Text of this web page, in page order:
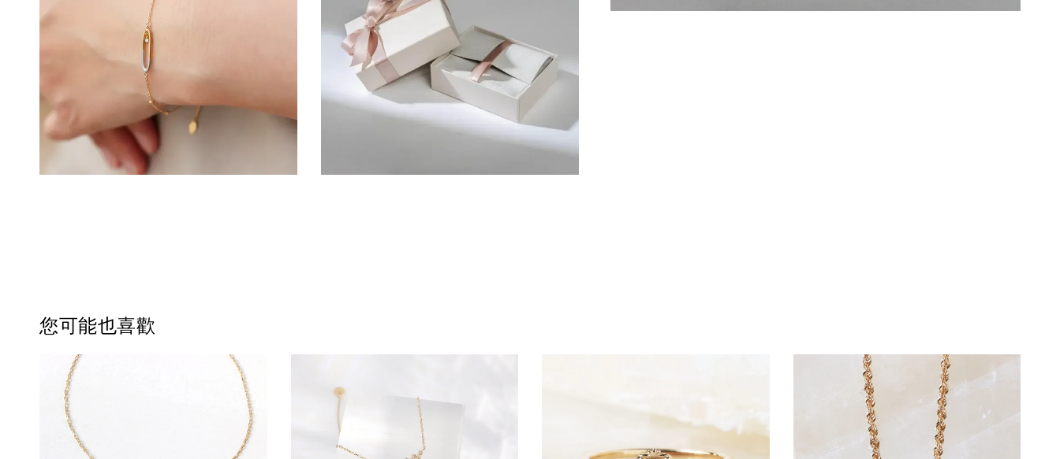
您可能也喜歡